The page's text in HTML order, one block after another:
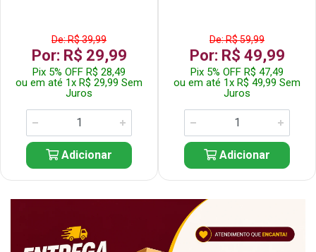
De: R$ 39,99
Por: R$ 29,99
Pix 5% OFF R$ 28,49
ou em até 1x R$ 29,99 Sem
Juros
Adicionar
De: R$ 59,99
Por: R$ 49,99
Pix 5% OFF R$ 47,49
ou em até 1x R$ 49,99 Sem
Juros
Adicionar